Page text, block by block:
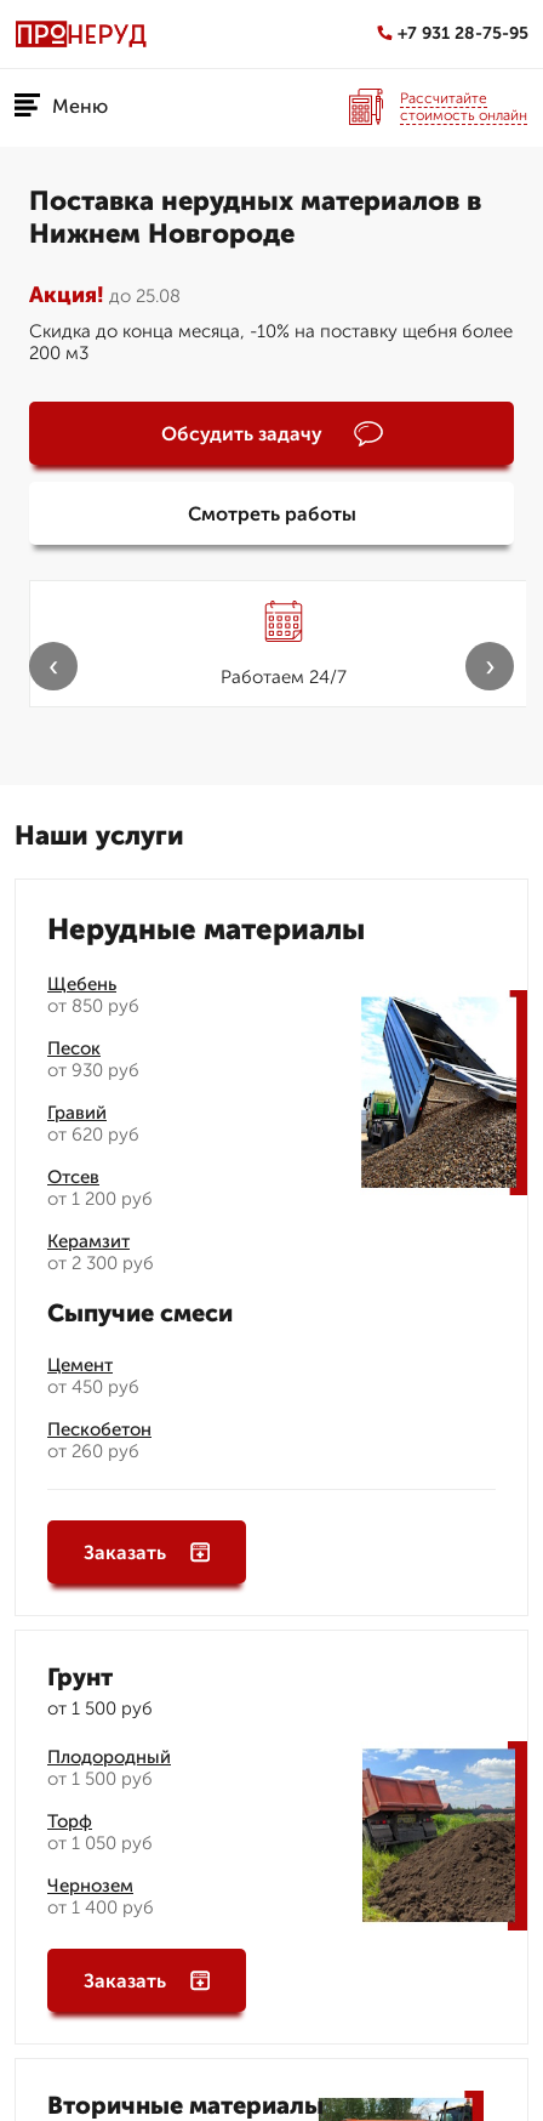
+7 931 28-75-95
Меню
Рассчитайте
стоимость онлайн
Поставка нерудных материалов в
Нижнем Новгороде
Акция! до 25.08
Скидка до конца месяца, -10% на поставку щебня более
200 м3
Обсудить задачу
Смотреть работы
Работаем 24/7
‹ ›
Наши услуги
Нерудные материалы
Щебень
от 850 руб
Песок
от 930 руб
Гравий
от 620 руб
Отсев
от 1 200 руб
Керамзит
от 2 300 руб
Сыпучие смеси
Цемент
от 450 руб
Пескобетон
от 260 руб
Заказать
Грунт
от 1 500 руб
Плодородный
от 1 500 руб
Торф
от 1 050 руб
Чернозем
от 1 400 руб
Заказать
Вторичные материалы